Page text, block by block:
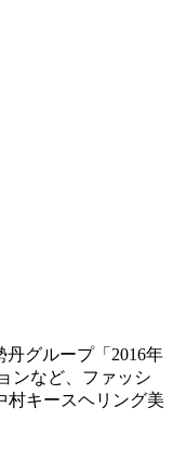
グループ「2016年
ンなど、ファッシ
村キースヘリング美